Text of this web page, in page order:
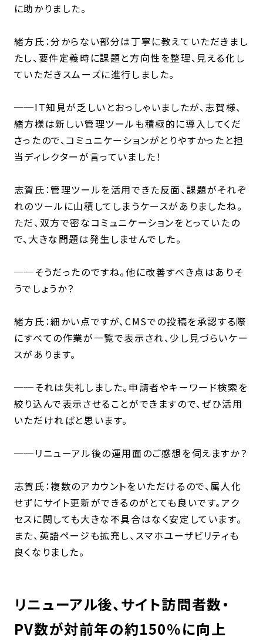
に助かりました。
緒方氏：分からない部分は丁寧に教えていただきまし
たし、要件定義時に課題と方向性を整理、見える化し
ていただきスムーズに進行しました。
──IT知見が乏しいとおっしゃいましたが、志賀様、
緒方様は新しい管理ツールも積極的に導入してくだ
さったので、コミュニケーションがとりやすかったと担
当ディレクターが言っていました！
志賀氏：管理ツールを活用できた反面、課題がそれぞ
れのツールに山積してしまうケースがありましたね。
ただ、双方で密なコミュニケーションをとっていたの
で、大きな問題は発生しませんでした。
──そうだったのですね。他に改善すべき点はありそ
うでしょうか？
緒方氏：細かい点ですが、CMSでの投稿を承認する際
にすべての作業が一覧で表示され、少し見づらいケー
スがあります。
──それは失礼しました。申請者やキーワード検索を
絞り込んで表示させることができますので、ぜひ活用
いただければと思います。
──リニューアル後の運用面のご感想を伺えますか？
志賀氏：複数のアカウントをいただけるので、属人化
せずにサイト更新ができるのがとても良いです。アク
セスに関しても大きな不具合はなく安定しています。
また、英語ページも拡充し、スマホユーザビリティも
良くなりました。
リニューアル後、サイト訪問者数・
PV数が対前年の約150％に向上